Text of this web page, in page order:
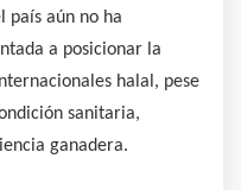
país aún no ha
a posicionar la
halal, pese
sanitaria,
ganadera.